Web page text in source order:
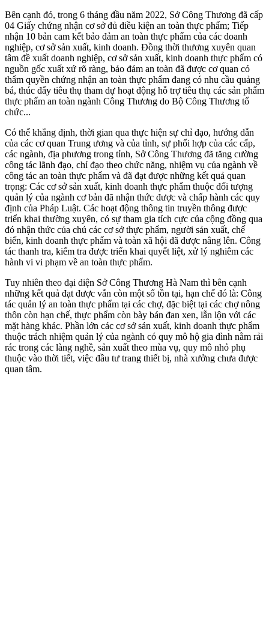
Bên cạnh đó, trong 6 tháng đầu năm 2022, Sở Công Thương đã cấp
04 Giấy chứng nhận cơ sở đủ điều kiện an toàn thực phẩm; Tiếp
nhận 10 bản cam kết bảo đảm an toàn thực phẩm của các doanh
nghiệp, cơ sở sản xuất, kinh doanh. Đồng thời thương xuyên quan
tâm đề xuất doanh nghiệp, cơ sở sản xuất, kinh doanh thực phẩm có
nguồn gốc xuất xứ rõ ràng, bảo đảm an toàn đã được cơ quan có
thẩm quyền chứng nhận an toàn thực phẩm đang có nhu cầu quảng
bá, thúc đẩy tiêu thụ tham dự hoạt động hỗ trợ tiêu thụ các sản phẩm
thực phẩm an toàn ngành Công Thương do Bộ Công Thương tổ
chức...
Có thể khẳng định, thời gian qua thực hiện sự chỉ đạo, hướng dẫn
của các cơ quan Trung ương và của tỉnh, sự phối hợp của các cấp,
các ngành, địa phương trong tỉnh, Sở Công Thương đã tăng cường
công tác lãnh đạo, chỉ đạo theo chức năng, nhiệm vụ của ngành về
công tác an toàn thực phẩm và đã đạt được những kết quả quan
trọng: Các cơ sở sản xuất, kinh doanh thực phẩm thuộc đối tượng
quản lý của ngành cơ bản đã nhận thức được và chấp hành các quy
định của Pháp Luật. Các hoạt động thông tin truyền thông được
triển khai thường xuyên, có sự tham gia tích cực của cộng đồng qua
đó nhận thức của chủ các cơ sở thực phẩm, người sản xuất, chế
biến, kinh doanh thực phẩm và toàn xã hội đã được nâng lên. Công
tác thanh tra, kiểm tra được triển khai quyết liệt, xử lý nghiêm các
hành vi vi phạm về an toàn thực phẩm.
Tuy nhiên theo đại diện Sở Công Thương Hà Nam thì bên cạnh
những kết quả đạt được vẫn còn một số tồn tại, hạn chế đó là: Công
tác quản lý an toàn thực phẩm tại các chợ, đặc biệt tại các chợ nông
thôn còn hạn chế, thực phẩm còn bày bán đan xen, lẫn lộn với các
mặt hàng khác. Phần lớn các cơ sở sản xuất, kinh doanh thực phẩm
thuộc trách nhiệm quản lý của ngành có quy mô hộ gia đình nằm rải
rác trong các làng nghề, sản xuất theo mùa vụ, quy mô nhỏ phụ
thuộc vào thời tiết, việc đầu tư trang thiết bị, nhà xưởng chưa được
quan tâm.